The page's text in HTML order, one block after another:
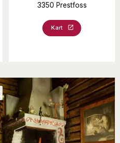
3350 Prestfoss
Kart